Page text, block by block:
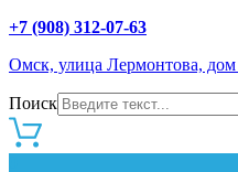
+7 (908) 312-07-63
Омск, улица Лермонтова, дом
Поиск